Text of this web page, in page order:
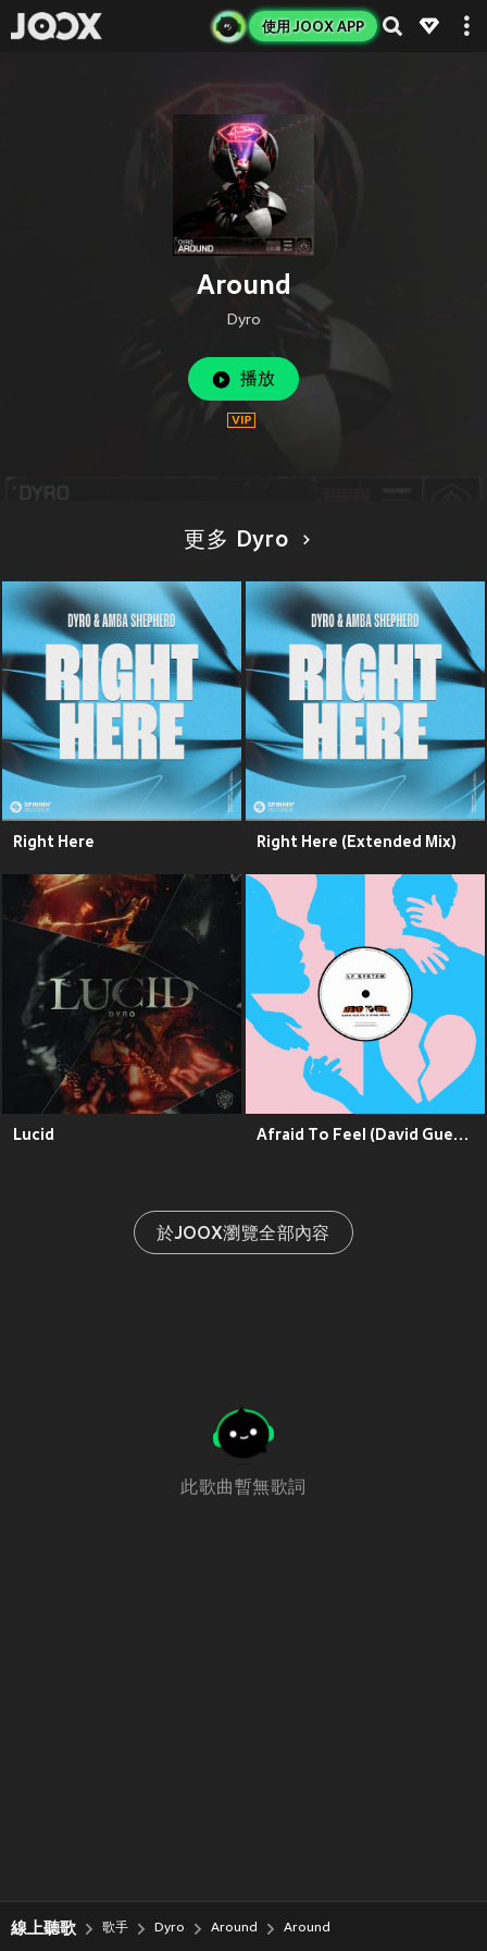
使用 JOOX APP
Around
Dyro
播放
更多 Dyro
Right Here Right Here (Extended Mix)
Lucid Afraid To Feel (David Guetta & Dyro Remix)
於JOOX瀏覽全部內容
此歌曲暫無歌詞
線上聽歌 歌手 Dyro Around Around